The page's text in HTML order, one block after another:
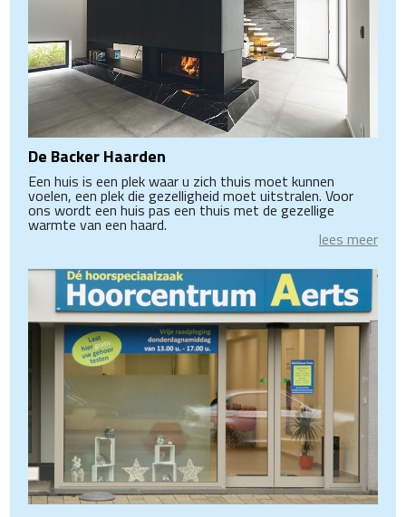
De Backer Haarden
Een huis is een plek waar u zich thuis moet kunnen
voelen, een plek die gezelligheid moet uitstralen. Voor
ons wordt een huis pas een thuis met de gezellige
warmte van een haard.
lees meer